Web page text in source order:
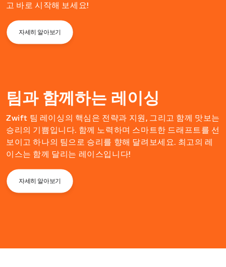
고 바로 시작해 보세요!
자세히 알아보기
팀과 함께하는 레이싱
Zwift 팀 레이싱의 핵심은 전략과 지원, 그리고 함께 맛보는
승리의 기쁨입니다. 함께 노력하며 스마트한 드래프트를 선
보이고 하나의 팀으로 승리를 향해 달려보세요. 최고의 레
이스는 함께 달리는 레이스입니다!
자세히 알아보기